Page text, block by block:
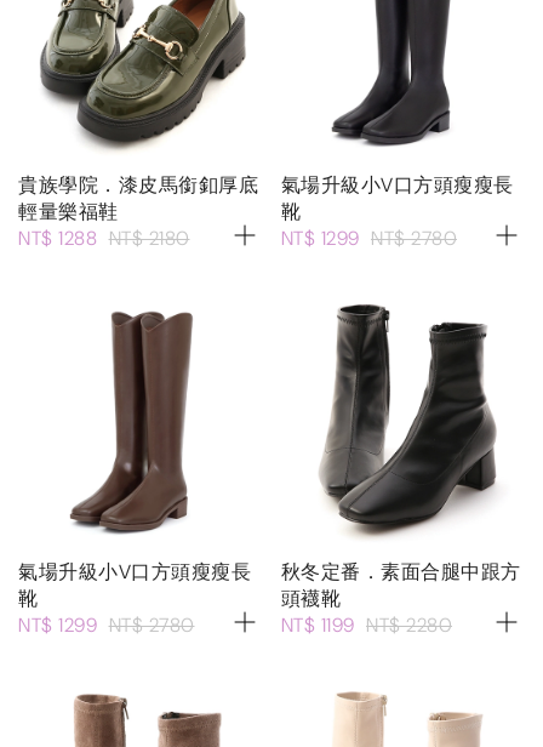
貴族學院．漆皮馬銜釦厚底
輕量樂福鞋
NT$ 1288 NT$ 2180
氣場升級小V口方頭瘦瘦長
靴
NT$ 1299 NT$ 2780
氣場升級小V口方頭瘦瘦長
靴
NT$ 1299 NT$ 2780
秋冬定番．素面合腿中跟方
頭襪靴
NT$ 1199 NT$ 2280